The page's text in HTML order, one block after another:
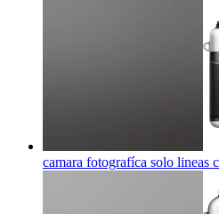
camara fotografíca solo lineas